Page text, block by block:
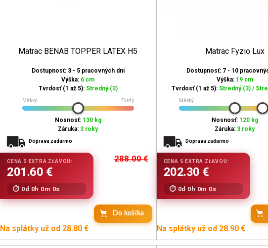
Matrac BENAB TOPPER LATEX H5
Dostupnosť: 3 - 5 pracovných dní
Výška: 6 cm
Tvrdosť (1 až 5): Stredný (3)
Mäkký Tvrdý
Nosnosť: 130 kg
Záruka: 3 roky
Doprava zadarmo
288.00€
0d 0h 0m 0s
Do košíka
Na splátky už od 28.80 €
Matrac Fyzio Lux
Dostupnosť: 7 - 10
Výška: 19 cm
Tvrdosť (1 až 5): Stredný (3) /
Mäkký
Nosnosť: 120 kg
Záruka: 3 roky
Doprava zadarmo
0d 0h 0m 0s
Na splátky už od 28.90 €